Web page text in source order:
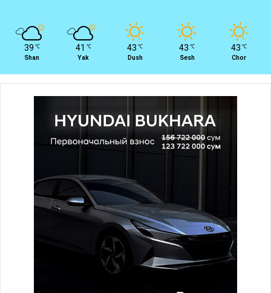
39 ℃
Shan
41 ℃
Yak
43 ℃
Dush
43 ℃
Sesh
43 ℃
Chor